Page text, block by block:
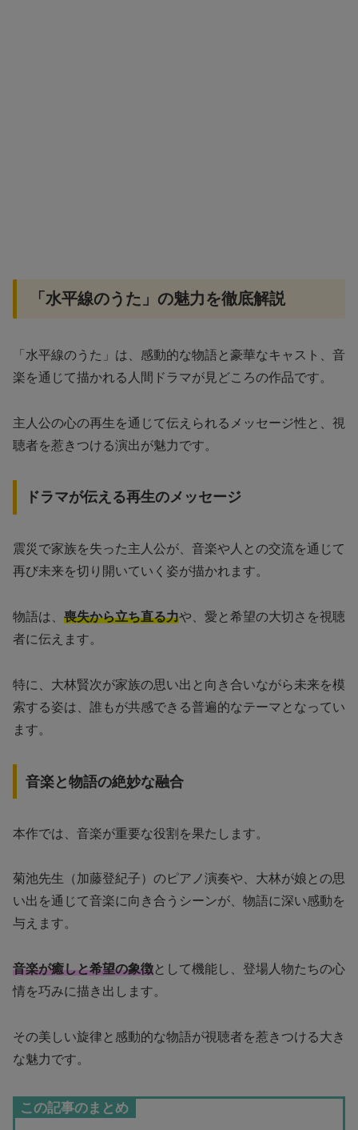
「水平線のうた」の魅力を徹底解説
「水平線のうた」は、感動的な物語と豪華なキャスト、音
楽を通じて描かれる人間ドラマが見どころの作品です。
主人公の心の再生を通じて伝えられるメッセージ性と、視
聴者を惹きつける演出が魅力です。
ドラマが伝える再生のメッセージ
震災で家族を失った主人公が、音楽や人との交流を通じて
再び未来を切り開いていく姿が描かれます。
物語は、 喪失から立ち直る力や、愛と希望の大切さを視聴
者に伝えます。
特に、大林賢次が家族の思い出と向き合いながら未来を模
索する姿は、誰もが共感できる普遍的なテーマとなってい
ます。
音楽と物語の絶妙な融合
本作では、音楽が重要な役割を果たします。
菊池先生（加藤登紀子）のピアノ演奏や、大林が娘との思
い出を通じて音楽に向き合うシーンが、物語に深い感動を
与えます。
音楽が癒しと希望の象徴として機能し、登場人物たちの心
情を巧みに描き出します。
その美しい旋律と感動的な物語が視聴者を惹きつける大き
な魅力です。
この記事のまとめ